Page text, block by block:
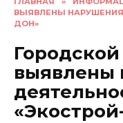
ВЫЯВЛЕНЫ
ДОН»
выявлены